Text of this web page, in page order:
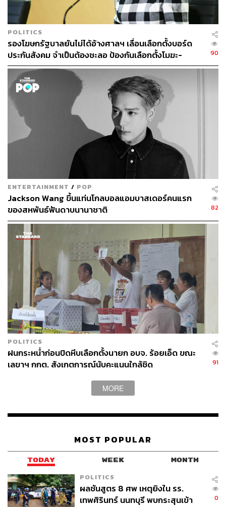
POLITICS
รองโฆษกรัฐบาลยันไม่ได้อ้างศาลฯ เลื่อนเลือกตั้งบอร์ด
ประกันสังคม จำเป็นต้องชะลอ ป้องกันเลือกตั้งโมฆะ-
ปกป้องสิทธิผู้ประกันตน
90
ENTERTAINMENT / POP
Jackson Wang ขึ้นแท่นโกลบอลแอมบาสเดอร์คนแรก
ของสหพันธ์ฟันดาบนานาชาติ
82
POLITICS
ฝนกระหน่ำก่อนปิดหีบเลือกตั้งนายก อบจ. ร้อยเอ็ด ขณะ
เลขาฯ กกต. สังเกตการณ์นับคะแนนใกล้ชิด
91
MORE
MOST POPULAR
TODAY WEEK MONTH
POLITICS
ผลชันสูตร 8 ศพ เหตุยิงใน รร.
เทพศิรินทร์ นนทบุรี พบกระสุนเข้า
0